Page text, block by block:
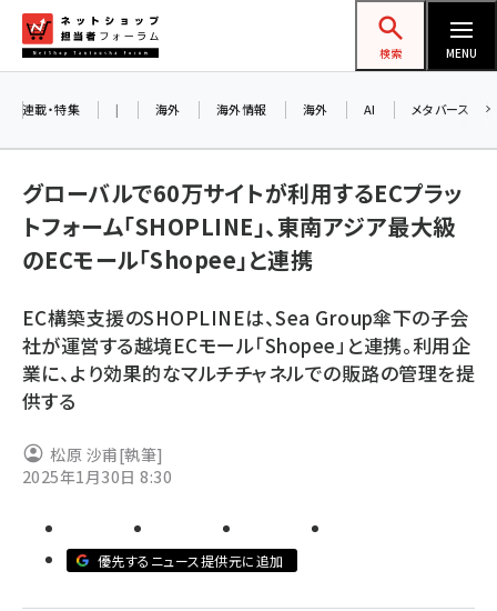
ン
ネットショップ担当者フォーラム
検索 MENU
amazon (2258)
楽天 (1874)
ecbeing (1211)
base (1083)
revico (744)
連載・特集 | 海外 海外情報 海外 AI メタバース
グローバルで60万サイトが利用するECプラッ
トフォーム「SHOPLINE」、東南アジア最大級
のECモール「Shopee」と連携
EC構築支援のSHOPLINEは、Sea Group傘下の子会
社が運営する越境ECモール「Shopee」と連携。利用企
業に、より効果的なマルチチャネルでの販路の管理を提
供する
松原 沙甫[執筆]
2025年1月30日 8:30
優先するニュース提供元に追加
交